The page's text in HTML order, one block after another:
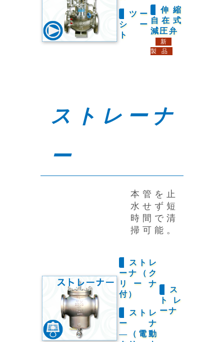
ツー
シー
ト
伸縮
自在式
減圧弁
新
製品
ストレーナ
ー
本管を止
水せず短
時間で清
掃可能。
ストレ
ーナ（ク
リーナ
付）
ストレ
ーナ
―（電動
ス
トレ
ーナ